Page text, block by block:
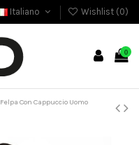
Italiano Wishlist (0)
0
Felpa Con Cappuccio Uomo